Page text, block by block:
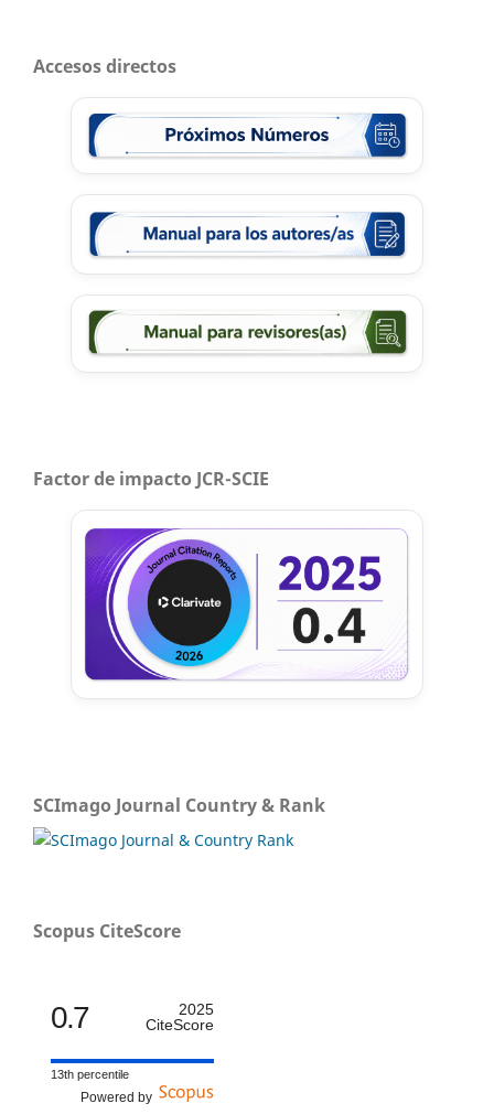
Accesos directos
Factor de impacto JCR-SCIE
SCImago Journal Country & Rank
Scopus CiteScore
0.7
2025
CiteScore
13th percentile
Powered by